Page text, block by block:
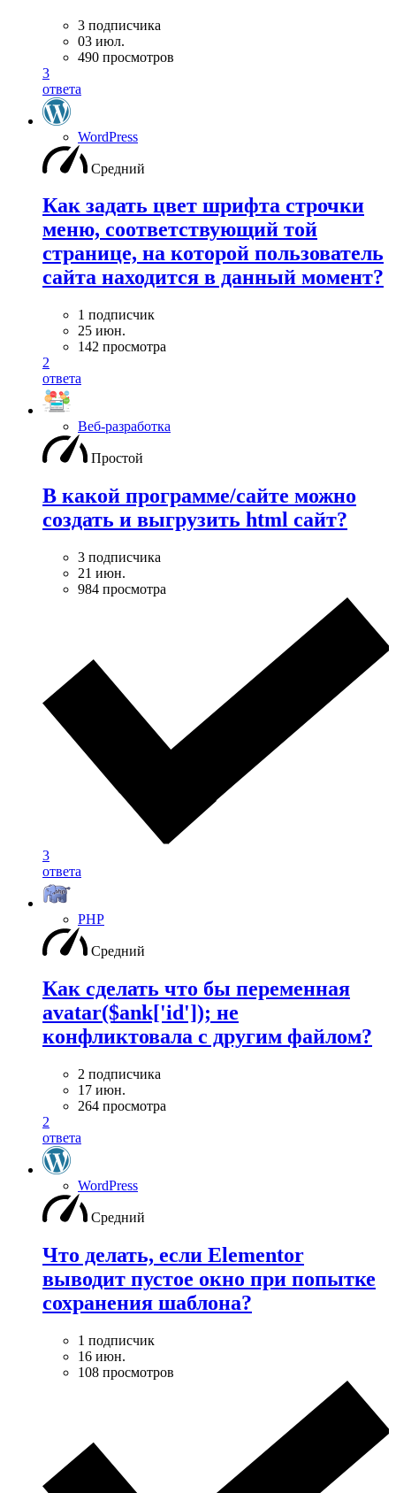
3 подписчика
03 июл.
490 просмотров
3
ответа
WordPress
Средний
Как задать цвет шрифта строчки
меню, соответствующий той
странице, на которой пользователь
сайта находится в данный момент?
1 подписчик
25 июн.
142 просмотра
2
ответа
Веб-разработка
Простой
В какой программе/сайте можно
создать и выгрузить html сайт?
3 подписчика
21 июн.
984 просмотра
3
ответа
PHP
Средний
Как сделать что бы переменная
avatar($ank['id']); не
конфликтовала с другим файлом?
2 подписчика
17 июн.
264 просмотра
2
ответа
WordPress
Средний
Что делать, если Elementor
выводит пустое окно при попытке
сохранения шаблона?
1 подписчик
16 июн.
108 просмотров